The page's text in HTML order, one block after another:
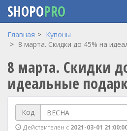
Перейти
содержанию
SHOPOPRO
Главная
Купоны
8 марта. Скидки до 45% на
8 марта. Скидки
идеальные
Код
Действителен с 2021-03-01